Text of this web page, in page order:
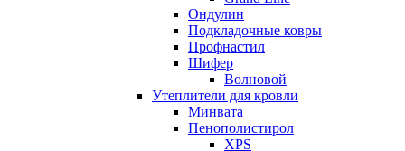
Ондулин
Подкладочные ковры
Профнастил
Шифер
Волновой
Утеплители для кровли
Минвата
Пенополистирол
XPS